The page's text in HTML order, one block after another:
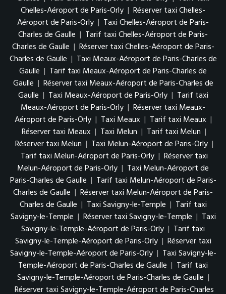
Chelles-Aéroport de Paris-Orly | Réserver taxi Chelles-
Aéroport de Paris-Orly | Taxi Chelles-Aéroport de Paris-
Charles de Gaulle | Tarif taxi Chelles-Aéroport de Paris-
Charles de Gaulle | Réserver taxi Chelles-Aéroport de Paris-
Charles de Gaulle | Taxi Meaux-Aéroport de Paris-Charles de
Gaulle | Tarif taxi Meaux-Aéroport de Paris-Charles de
Gaulle | Réserver taxi Meaux-Aéroport de Paris-Charles de
Gaulle | Taxi Meaux-Aéroport de Paris-Orly | Tarif taxi
Meaux-Aéroport de Paris-Orly | Réserver taxi Meaux-
Aéroport de Paris-Orly | Taxi Meaux | Tarif taxi Meaux |
Réserver taxi Meaux | Taxi Melun | Tarif taxi Melun |
Réserver taxi Melun | Taxi Melun-Aéroport de Paris-Orly |
Tarif taxi Melun-Aéroport de Paris-Orly | Réserver taxi
Melun-Aéroport de Paris-Orly | Taxi Melun-Aéroport de
Paris-Charles de Gaulle | Tarif taxi Melun-Aéroport de Paris-
Charles de Gaulle | Réserver taxi Melun-Aéroport de Paris-
Charles de Gaulle | Taxi Savigny-le-Temple | Tarif taxi
Savigny-le-Temple | Réserver taxi Savigny-le-Temple | Taxi
Savigny-le-Temple-Aéroport de Paris-Orly | Tarif taxi
Savigny-le-Temple-Aéroport de Paris-Orly | Réserver taxi
Savigny-le-Temple-Aéroport de Paris-Orly | Taxi Savigny-le-
Temple-Aéroport de Paris-Charles de Gaulle | Tarif taxi
Savigny-le-Temple-Aéroport de Paris-Charles de Gaulle |
Réserver taxi Savigny-le-Temple-Aéroport de Paris-Charles